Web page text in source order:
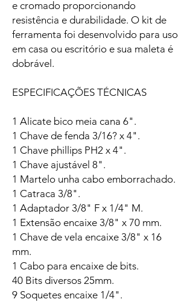
e cromado proporcionando
resistência e durabilidade. O kit de
ferramenta foi desenvolvido para uso
em casa ou escritório e sua maleta é
dobrável.
ESPECIFICAÇÕES TÉCNICAS
1 Alicate bico meia cana 6".
1 Chave de fenda 3/16? x 4".
1 Chave phillips PH2 x 4".
1 Chave ajustável 8".
1 Martelo unha cabo emborrachado.
1 Catraca 3/8".
1 Adaptador 3/8" F x 1/4" M.
1 Extensão encaixe 3/8" x 70 mm.
1 Chave de vela encaixe 3/8" x 16
mm.
1 Cabo para encaixe de bits.
40 Bits diversos 25mm.
9 Soquetes encaixe 1/4".